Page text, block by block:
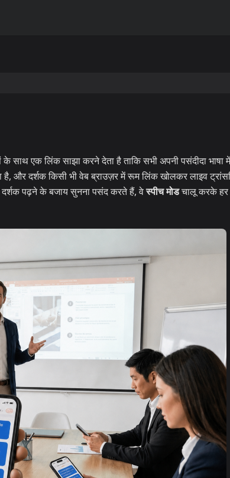
साथ एक लिंक साझा करने देता है ताकि सभी अपनी पसंदीदा भाषा
दर्शक किसी भी वेब ब्राउज़र में रूम लिंक खोलकर लाइव
पढ़ने के बजाय सुनना पसंद करते हैं, वेस्पीच मोडचालू करके हर